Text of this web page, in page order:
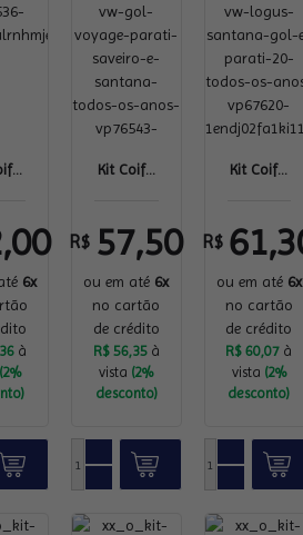
6x
à
(2%
Kit Coif...
R$ 57,50
ou em até 6x
no cartão
de crédito
R$ 56,35à
vista (2%
desconto)
Kit Coif...
R$
ou em até 6x
no cartão
de crédito
R$ 60,07 à
vista (2%
desconto)